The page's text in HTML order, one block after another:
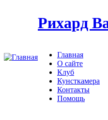
Рихард
Главная
О сайте
Клуб
Кунсткамера
Контакты
Помощь